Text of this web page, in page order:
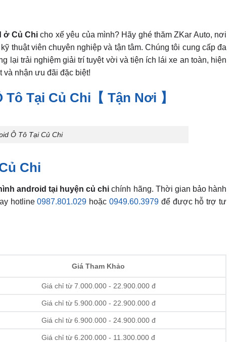
ở Củ Chicho xế yêu của mình? Hãy ghé thăm ZKar Auto, nơi
thuật viên chuyên nghiệp và tận tâm. Chúng tôi cung cấp đa
lại trải nghiệm giải trí tuyệt vời và tiện ích lái xe an toàn, hiện
và nhận ưu đãi đặc biệt!
Tại Củ Chi【 Tận Nơi 】
Ô Tô Tại Củ Chi
Chi
android tại huyện củ chi chính hãng. Thời gian bảo hành
hotline0987.801.029 hoặc0949.60.3979 để được hỗ trợ tư
Giá Tham Khảo
Giá chỉ từ 7.000.000 - 22.900.000 đ
Giá chỉ từ 5.900.000 - 22.900.000 đ
Giá chỉ từ 6.900.000 - 24.900.000 đ
Giá chỉ từ 6.200.000 - 11.300.000 đ